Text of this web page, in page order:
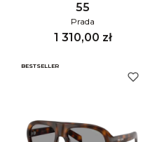
55
Prada
Cena
1 310,00 zł
BESTSELLER